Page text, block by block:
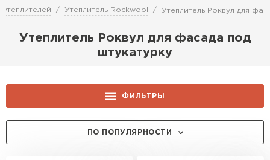
утеплителей Утеплитель Rockwool Утеплитель Роквул для
Утеплитель Роквул для фасада под
штукатурку
ФИЛЬТРЫ
ПО ПОПУЛЯРНОСТИ
Перейти в каталог
Утеплитель Ветонит
Утеплитель Profiplex
Утеплитель Rockwool
Утеплитель Пеноплекс